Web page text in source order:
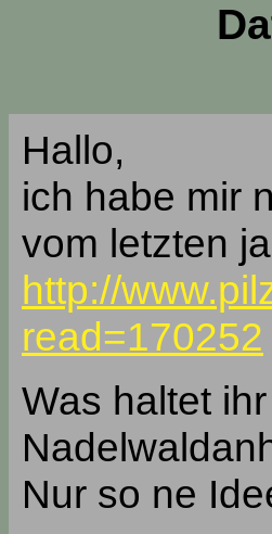
Hallo,
ich habe mir
vom letzten
http://
read=170252
Was haltet
Nur so ne